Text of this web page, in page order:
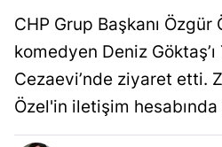
CHP Grup Başkanı Özgür
komedyen Deniz
Cezaevi’nde ziyaret etti.
Özel'in iletişim hesabında